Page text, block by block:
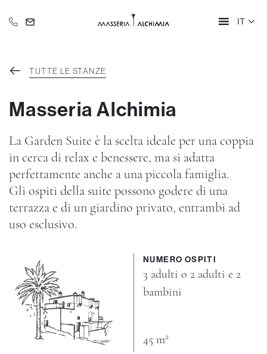
+39 335 609 46 47
info@alchimia-collection.it IT
TUTTE LE STANZE
Masseria Alchimia
La Garden Suite è la scelta ideale per una coppia
in cerca di relax e benessere, ma si adatta
perfettamente anche a una piccola famiglia.
Gli ospiti della suite possono godere di una
terrazza e di un giardino privato, entrambi ad
uso esclusivo.
NUMERO OSPITI
3 adulti o 2 adulti e 2
bambini
45 m2